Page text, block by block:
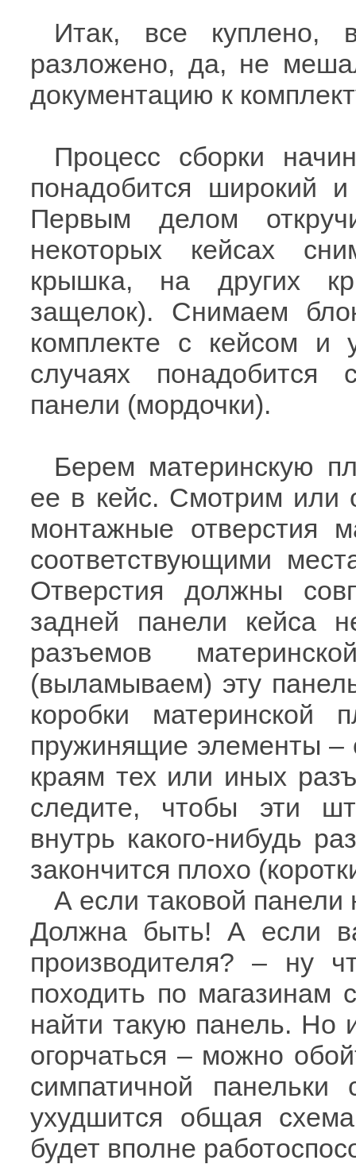
Итак, все куплено,
разложено, да, не
документацию к
Процесс сборки
понадобится широкий
Первым делом
некоторых кейсах
крышка, на других
защелок). Снимаем
комплекте с кейсом и
случаях
панели (мордочки).
Берем материнскую
ее в кейс. Смотрим или
монтажные отверстия
соответствующими
Отверстия должны
задней панели кейса
разъемов
(выламываем) эту
коробки
пружинящие элементы –
краям тех или иных
следите, чтобы эти
внутрь какого-нибудь
закончится плохо
А если таковой панели
Должна быть! А если
производителя? – ну
походить по магазинам
найти такую панель. Но
огорчаться – можно
симпатичной панельки
ухудшится общая
будет вполне